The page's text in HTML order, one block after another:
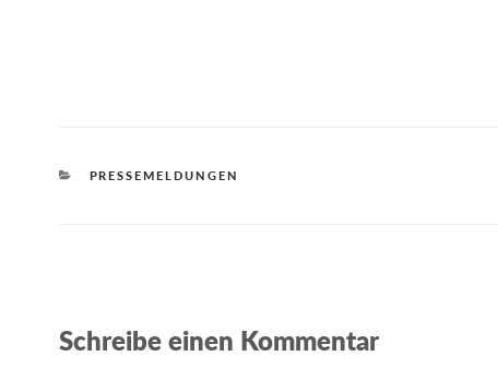
KATEGORIEN
PRESSEMELDUNGEN
Schreibe einen Kommentar